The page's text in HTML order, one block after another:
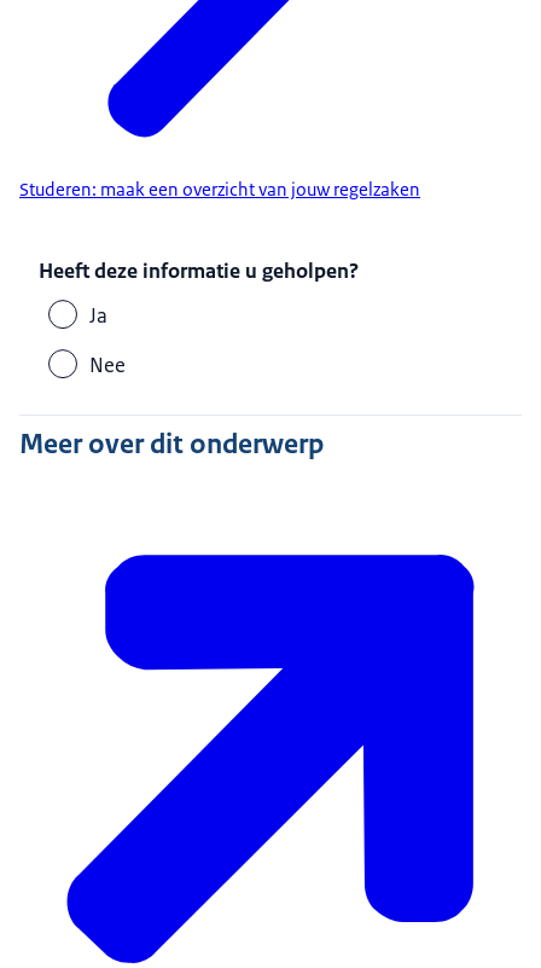
Studeren: maak een overzicht van jouw regelzaken
Heeft deze informatie u geholpen?
Ja
Nee
Meer over dit onderwerp